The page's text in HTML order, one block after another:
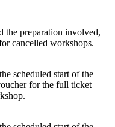
the preparation involved,
cancelled workshops.
scheduled start of the
for the full ticket